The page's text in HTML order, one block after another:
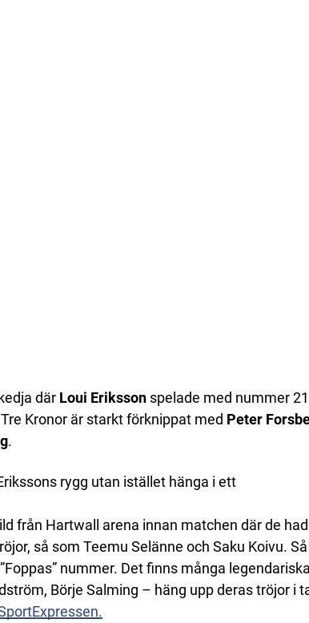
där Loui Eriksson spelade med nummer
Kronor är starkt förknippat med Peter
.
rygg utan istället hänga i ett
från Hartwall arena innan matchen där de
så som Teemu Selänne och Saku Koivu.
nummer. Det finns många legendariska
Börje Salming – häng upp deras tröjor i